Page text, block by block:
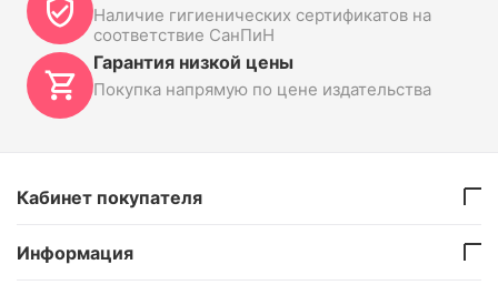
Наличие гигиенических сертификатов на
соответствие СанПиН
Гарантия низкой цены
Покупка напрямую по цене издательства
Кабинет покупателя
Информация